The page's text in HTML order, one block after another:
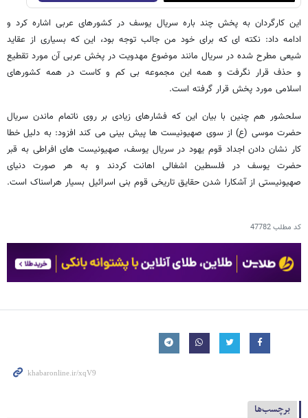
این کارگردان به پخش چند باره سریال یوسف در کشورهای عربی اشاره کرد و
ادامه داد: نکته ای که برای خود من جالب توجه بود، این که بسیاری از عقاید
شیعی مطرح شده در سریال مانند موضوع مهدویت در پخش عربی آن مورد تقطیع
و حذف قرار نگرفت و همه این مجموعه بی کم و کاست در همه کشورهای
اسلامی مورد پخش قرار گرفته است.
سلحشور هم چنین با بیان این که فشارهای زیادی بر روی ناتمام ماندن سریال
حضرت موسی (ع) از سوی صهیونیست ها پیش بینی می کند افزود: به دلیل خطا
کار نشان دادن اجداد قوم یهود در سریال یوسف، صهیونیست های افراطی به قبر
حضرت یوسف در فلسطین اشغالی اهانت کردند و به هر صورت دنیای
صهیونیستی از آشکارا شدن حقایق تاریخی قوم بنی اسرائیل بسیار هراسناک است.
کد مطلب47782
برچسب‌ها